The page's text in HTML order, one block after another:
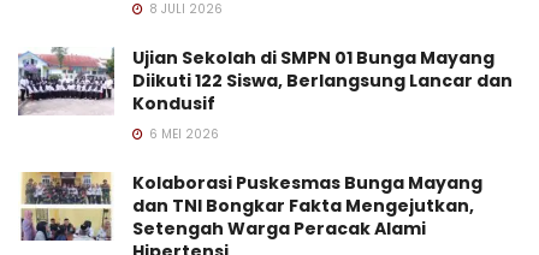
8 JULI 2026
Ujian Sekolah di SMPN 01 Bunga Mayang
Diikuti 122 Siswa, Berlangsung Lancar dan
Kondusif
6 MEI 2026
Kolaborasi Puskesmas Bunga Mayang
dan TNI Bongkar Fakta Mengejutkan,
Setengah Warga Peracak Alami